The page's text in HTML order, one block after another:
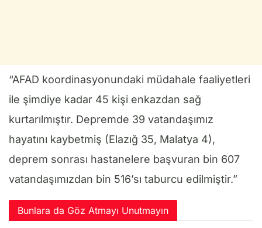
“AFAD koordinasyonundaki müdahale faaliyetleri
ile şimdiye kadar 45 kişi enkazdan sağ
kurtarılmıştır. Depremde 39 vatandaşımız
hayatını kaybetmiş (Elazığ 35, Malatya 4),
deprem sonrası hastanelere başvuran bin 607
vatandaşımızdan bin 516’sı taburcu edilmiştir.”
Bunlara da Göz Atmayı Unutmayın